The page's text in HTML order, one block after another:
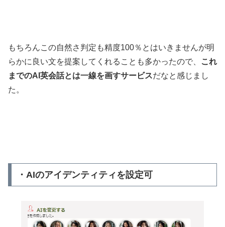
もちろんこの自然さ判定も精度100％とはいきませんが明
らかに良い文を提案してくれることも多かったので、
これ
までのAI英会話とは一線を画すサービスだなと感じまし
た。
・AIのアイデンティティを設定可